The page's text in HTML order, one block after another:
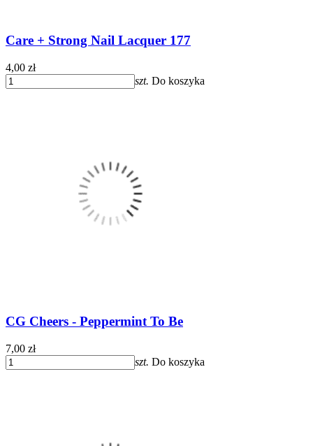
Care + Strong Nail Lacquer 177
4,00 zł
szt. Do koszyka
CG Cheers - Peppermint To Be
7,00 zł
szt. Do koszyka